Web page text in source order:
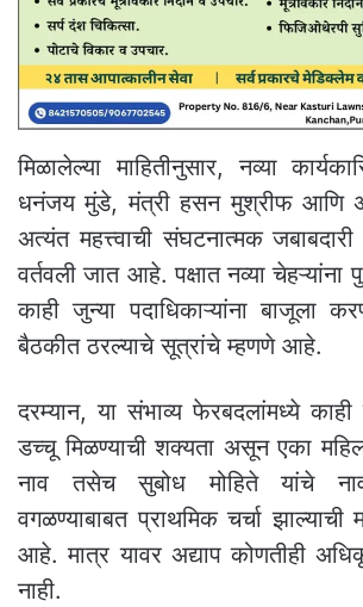
मिळालेल्या माहितीनुसार, नव्या
धनंजय मुंडे, मंत्री हसन मुश्रीफ आणि
अत्यंत महत्त्वाची संघटनात्मक
वर्तवली जात आहे. पक्षात नव्या
काही जुन्या पदाधिकाऱ्यांना बाजूला
बैठकीत ठरल्याचे सूत्रांचे म्हणणे आहे.
दरम्यान, या संभाव्य फेरबदलांमध्ये काही
डच्चू मिळण्याची शक्यता असून एका
नाव तसेच सुबोध मोहिते यांचे नाव
वगळण्याबाबत प्राथमिक चर्चा झाल्याची
आहे. मात्र यावर अद्याप कोणतीही
नाही.